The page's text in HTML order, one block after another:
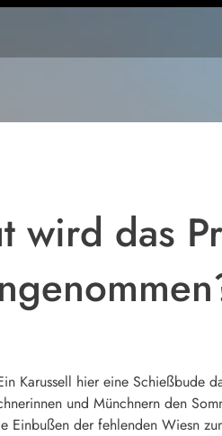
das
Karussell hier eine Schießbude
und Münchnern den
der fehlenden Wiesn